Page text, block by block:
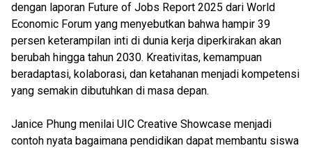
dengan laporan Future of Jobs Report 2025 dari World
Economic Forum yang menyebutkan bahwa hampir 39
persen keterampilan inti di dunia kerja diperkirakan akan
berubah hingga tahun 2030. Kreativitas, kemampuan
beradaptasi, kolaborasi, dan ketahanan menjadi kompetensi
yang semakin dibutuhkan di masa depan.
Janice Phung menilai UIC Creative Showcase menjadi
contoh nyata bagaimana pendidikan dapat membantu siswa